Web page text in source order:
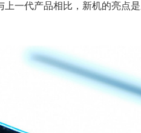
上一代产品相比，新机的亮点